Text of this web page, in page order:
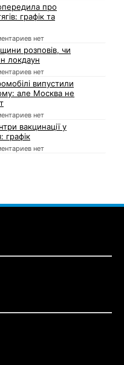
про
графік та
нет
розповів, чи
локдаун
нет
випустили
але Москва не
нет
вакцинації у
графік
нет